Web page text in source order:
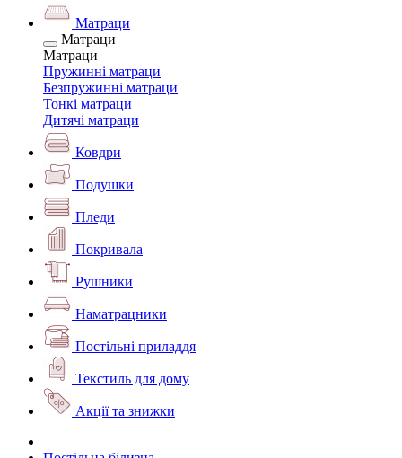
Матраци
Матраци
Матраци
Пружинні матраци
Безпружинні матраци
Тонкі матраци
Дитячі матраци
Ковдри
Подушки
Пледи
Покривала
Рушники
Наматрацники
Постільні приладдя
Текстиль для дому
Акції та знижки